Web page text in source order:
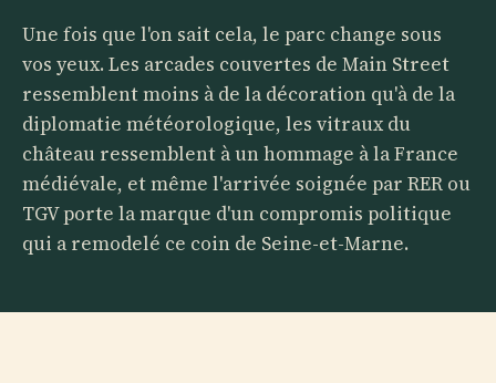
Une fois que l'on sait cela, le parc change sous
vos yeux. Les arcades couvertes de Main Street
ressemblent moins à de la décoration qu'à de la
diplomatie météorologique, les vitraux du
château ressemblent à un hommage à la France
médiévale, et même l'arrivée soignée par RER ou
TGV porte la marque d'un compromis politique
qui a remodelé ce coin de Seine-et-Marne.